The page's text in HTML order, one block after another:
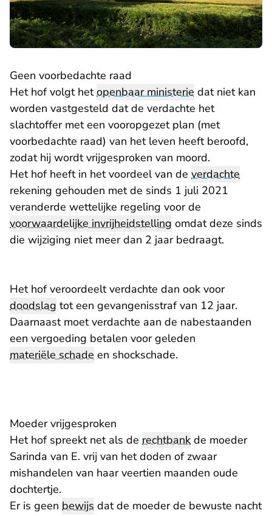
Geen voorbedachte raad
Het hof volgt hetopenbaar ministerie dat niet kan
worden vastgesteld dat de verdachte het
slachtoffer met een vooropgezet plan (met
voorbedachte raad) van het leven heeft beroofd,
zodat hij wordt vrijgesproken van moord.
Het hof heeft in het voordeel van de verdachte
rekening gehouden met de sinds 1 juli 2021
veranderde wettelijke regeling voor de
voorwaardelijke invrijheidstelling omdat deze sinds
die wijziging niet meer dan 2 jaar bedraagt.
Het hof veroordeelt verdachte dan ook voor
doodslag tot een gevangenisstraf van 12 jaar.
Daarnaast moet verdachte aan de nabestaanden
een vergoeding betalen voor geleden
materiële schade en shockschade.
Moeder vrijgesproken
Het hof spreekt net als de rechtbank de moeder
Sarinda van E. vrij van het doden of zwaar
mishandelen van haar veertien maanden oude
dochtertje.
Er is geen bewijs dat de moeder de bewuste nacht